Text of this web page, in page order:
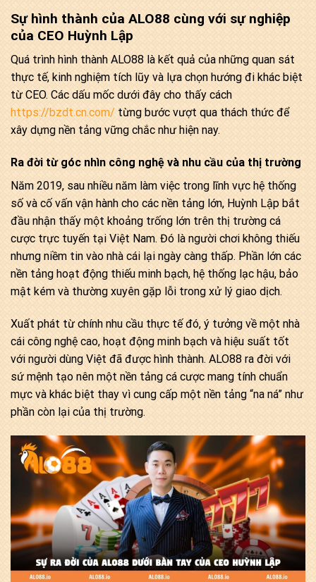
Sự hình thành của ALO88 cùng với sự nghiệp
của CEO Huỳnh Lập
Quá trình hình thành ALO88 là kết quả của những quan sát
thực tế, kinh nghiệm tích lũy và lựa chọn hướng đi khác biệt
từ CEO. Các dấu mốc dưới đây cho thấy cách
https://bzdt.cn.com/ từng bước vượt qua thách thức để
xây dựng nền tảng vững chắc như hiện nay.
Ra đời từ góc nhìn công nghệ và nhu cầu của thị trường
Năm 2019, sau nhiều năm làm việc trong lĩnh vực hệ thống
số và cố vấn vận hành cho các nền tảng lớn, Huỳnh Lập bắt
đầu nhận thấy một khoảng trống lớn trên thị trường cá
cược trực tuyến tại Việt Nam. Đó là người chơi không thiếu
nhưng niềm tin vào nhà cái lại ngày càng thấp. Phần lớn các
nền tảng hoạt động thiếu minh bạch, hệ thống lạc hậu, bảo
mật kém và thường xuyên gặp lỗi trong xử lý giao dịch.
Xuất phát từ chính nhu cầu thực tế đó, ý tưởng về một nhà
cái công nghệ cao, hoạt động minh bạch và hiệu suất tốt
với người dùng Việt đã được hình thành. ALO88 ra đời với
sứ mệnh tạo nên một nền tảng cá cược mang tính chuẩn
mực và khác biệt thay vì cung cấp một nền tảng “na ná” như
phần còn lại của thị trường.